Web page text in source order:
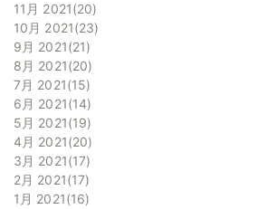
11月 2021 20
10月 2021 23
9月 2021 21
8月 2021 20
7月 2021 15
6月 2021 14
5月 2021 19
4月 2021 20
3月 2021 17
2月 2021 17
1月 2021 16